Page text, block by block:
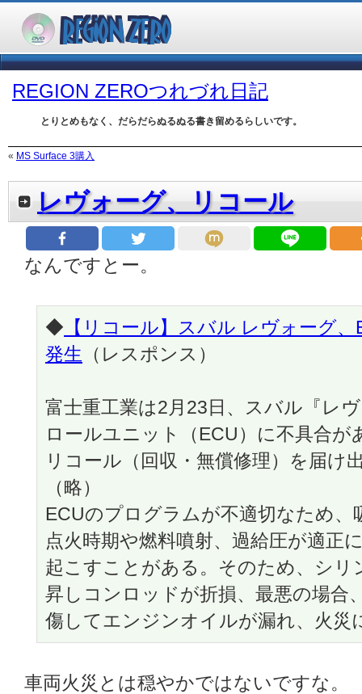
REGION ZEROつれづれ日記
とりとめもなく、だらだらぬるぬる書き留めるらしいです。
« MS Surface 3購入
レヴォーグ、リコール
なんですとー。
◆ 【リコール】スバル レヴォーグ
発生 （レスポンス）
富士重工業は2月23日、スバル『レ
ロールユニット（ECU）に不具合が
リコール（回収・無償修理）を届け
（略）
ECUのプログラムが不適切なため、
点火時期や燃料噴射、過給圧が適正
起こすことがある。そのため、シリ
昇しコンロッドが折損、最悪の場合
傷してエンジンオイルが漏れ、火災
車両火災とは穏やかではないですな。